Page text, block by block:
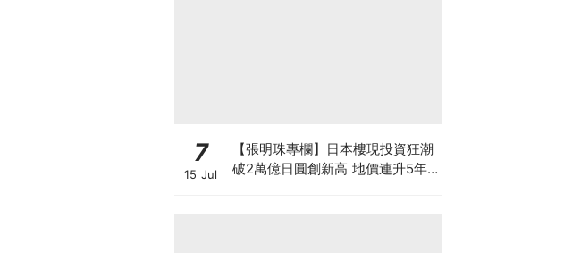
7
15 Jul
【張明珠專欄】日本樓現投資狂潮
破2萬億日圓創新高 地價連升5年